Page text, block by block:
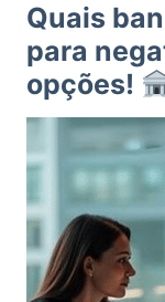
Quais
para
opções!